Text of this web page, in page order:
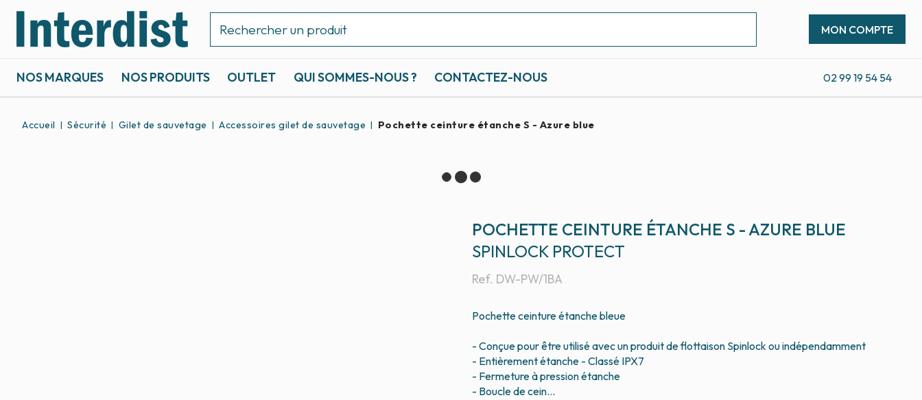
NOS MARQUES NOS PRODUITS OUTLET QUI SOMMES-NOUS ? CONTACTEZ-NOUS
MON COMPTE
02 99 19 54 54
Accueil Sécurité Gilet de sauvetage Accessoires gilet de sauvetage Pochette ceinture étanche S - Azure blue
POCHETTE CEINTURE ÉTANCHE S - AZURE BLUE
Ref. DW-PW/1BA
SPINLOCK PROTECT
Pochette ceinture étanche bleue
- Conçue pour être utilisé avec un produit de flottaison Spinlock ou indépendamment
- Entièrement étanche - Classé IPX7
- Fermeture à pression étanche